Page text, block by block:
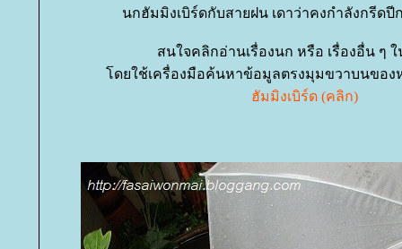
นกฮัมมิงเบิร์ดกับสายฝน เดาว่าคงกำลังกรีดปี
สนใจคลิกอ่านเรื่องนก หรือ เรื่องอื่น ๆ
ดยใช้เครื่องมือค้นหาข้อมูลตรงมุมขวาบนของ
ฮัมมิงเบิร์ด (คลิก)